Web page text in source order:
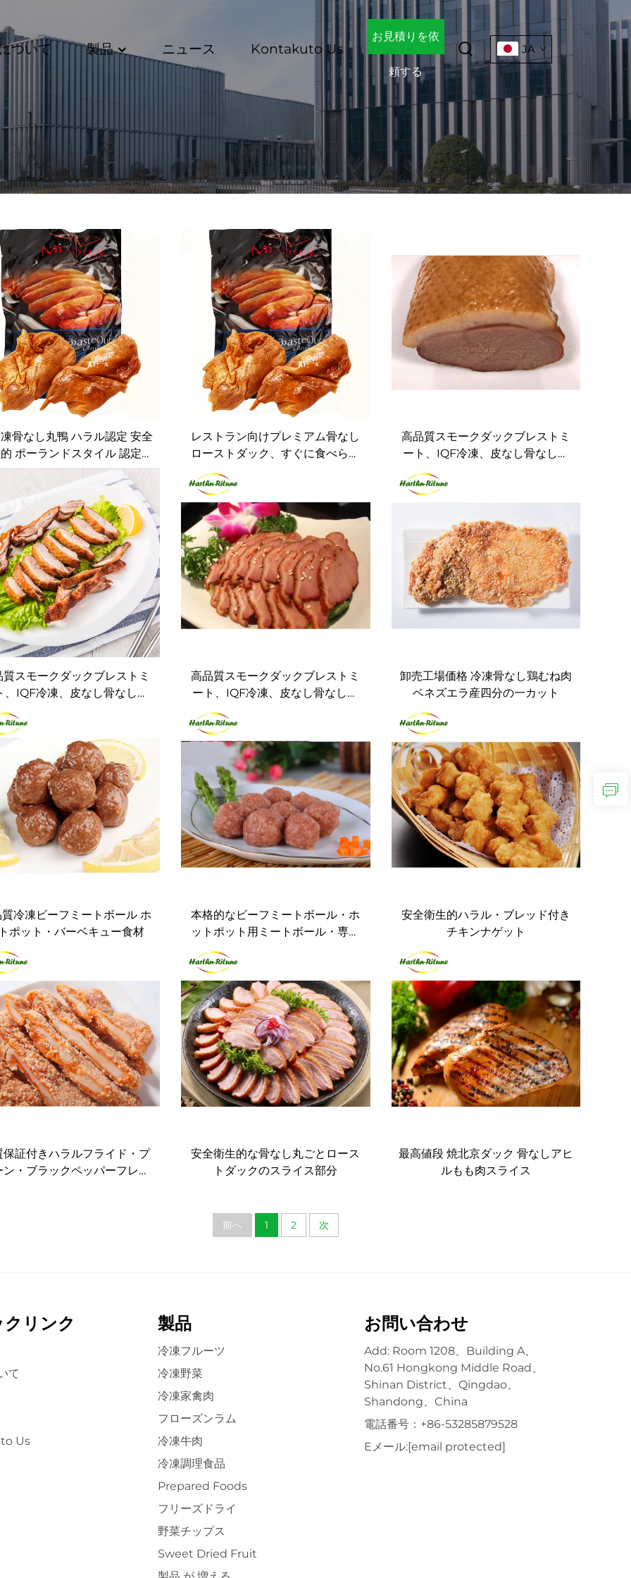
ついて 製品 ニュース Kontakuto Us
お見積りを依
頼する
JA
骨なし丸鴨 ハラル認定 安全
ポーランドスタイル 認定ロ
ーストポーク
レストラン向けプレミアム骨なし
ローストダック、すぐに食べられ
る状態。ホテルや catering サー
高品質スモークダックブレストミ
ート、IQF冷凍、皮なし骨なし、
ホテルケータリング用
質スモークダックブレストミ
、IQF冷凍、皮なし骨なし、
肪低塩、ホテルケータリング
高品質スモークダックブレストミ
ート、IQF冷凍、皮なし骨なし、
卸売工場価格 冷凍骨なし鶏むね肉
ベネズエラ産四分の一カット
冷凍ビーフミートボール ホ
ポット・バーベキュー食材
本格的なビーフミートボール・ホ
ットポット用ミートボール・専門
安全衛生的ハラル・ブレッド付き
チキンナゲット
保証付きハラルフライド・プ
ン・ブラックペッパーフレー
安全衛生的な骨なし丸ごとロース
トダックのスライス部分
最高値段 焼北京ダック 骨なしアヒ
ルもも肉スライス
前へ 1 2 次
リンク
て
Us
製品
冷凍フルーツ
冷凍野菜
冷凍家禽肉
フローズンラム
冷凍牛肉
冷凍調理食品
Prepared Foods
フリーズドライ
野菜チップス
Sweet Dried Fruit
お問い合わせ
Add: Room 1208、Building A、
No.61 Hongkong Middle Road、
Shinan District、Qingdao、
Shandong、China
電話番号： +86-53285879528
Eメール:[email protected]